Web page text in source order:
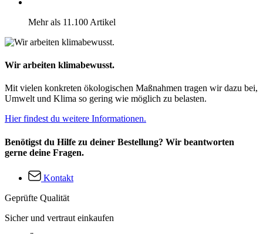
Mehr als 11.100 Artikel
Wir arbeiten klimabewusst.
Mit vielen konkreten ökologischen Maßnahmen tragen wir dazu bei,
Umwelt und Klima so gering wie möglich zu belasten.
Hier findest du weitere Informationen.
Benötigst du Hilfe zu deiner Bestellung? Wir beantworten
gerne deine Fragen.
Kontakt
Geprüfte Qualität
Sicher und vertraut einkaufen